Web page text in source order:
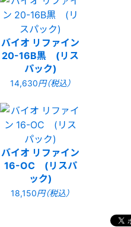
バイオ リファイン
20-16B黒 (リス
パック)
14,630円（税込）
バイオ リファイン
16-OC (リスパ
ック)
18,150円（税込）